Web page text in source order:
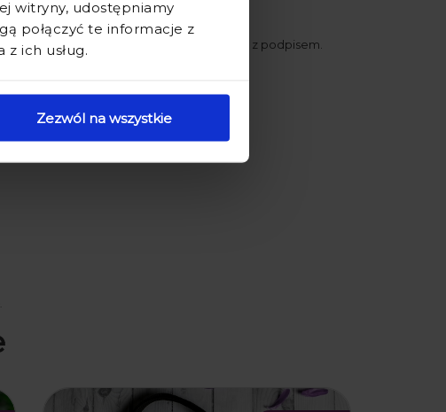
witryny, udostępniamy
połączyć te informacje z
ich usług.
Zezwól na wszystkie
uzupełnić album wybranymi fotografiami z podpisem.